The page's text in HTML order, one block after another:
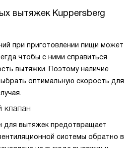
вытяжек Kuppersberg
при приготовлении пищи может
чтобы с ними справиться
вытяжки. Поэтому наличие
оптимальную скорость для
клапан
для вытяжек предотвращает
системы обратно в